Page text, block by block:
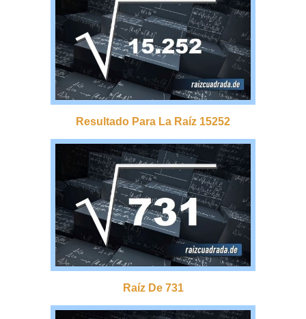
Resultado Para La Raíz 15252
Raíz De 731